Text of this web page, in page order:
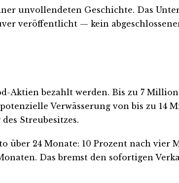
unvollendeten Geschichte. Das
veröffentlicht — kein
Aktien bezahlt werden. Bis zu 7
Verwässerung von bis zu
Streubesitzes.
24 Monate: 10 Prozent nach vier
Das bremst den sofortigen